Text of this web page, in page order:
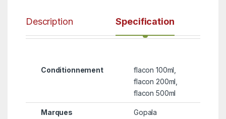
Description Specification
Conditionnement
flacon 100ml,
flacon 200ml,
flacon 500ml
Marques
Gopala